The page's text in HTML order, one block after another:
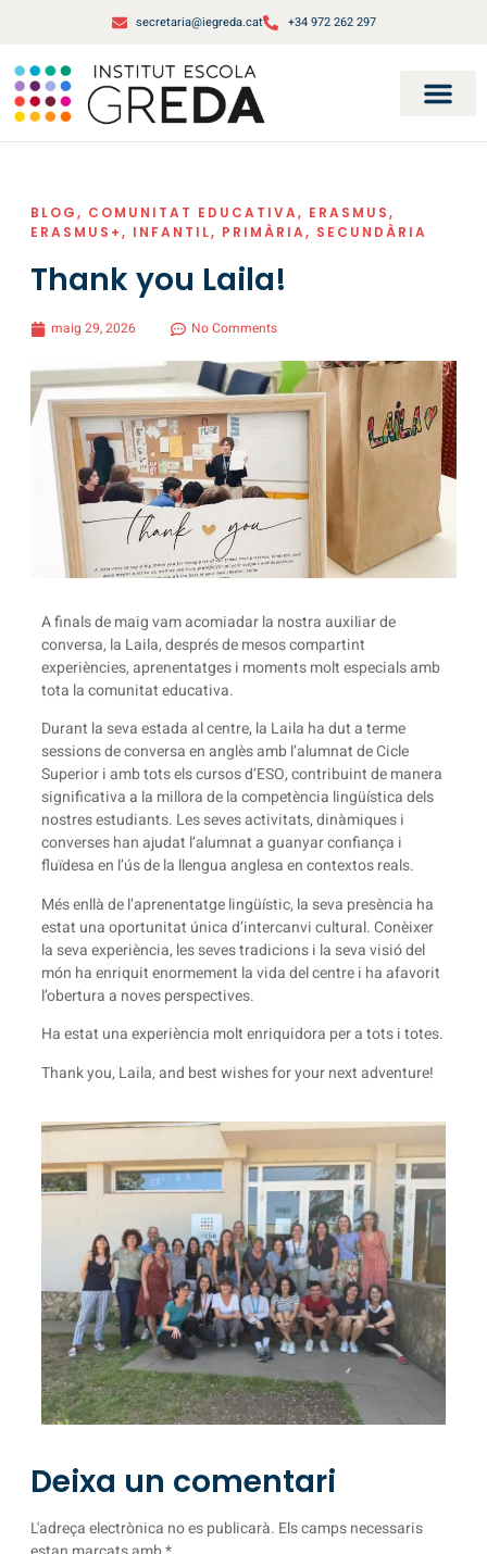
secretaria@iegreda.cat +34 972 262 297
BLOG, COMUNITAT EDUCATIVA, ERASMUS,
ERASMUS+, INFANTIL, PRIMÀRIA, SECUNDÀRIA
Thank you Laila!
maig 29, 2026 No Comments
A finals de maig vam acomiadar la nostra auxiliar de
conversa, la Laila, després de mesos compartint
experiències, aprenentatges i moments molt especials amb
tota la comunitat educativa.
Durant la seva estada al centre, la Laila ha dut a terme
sessions de conversa en anglès amb l’alumnat de Cicle
Superior i amb tots els cursos d’ESO, contribuint de manera
significativa a la millora de la competència lingüística dels
nostres estudiants. Les seves activitats, dinàmiques i
converses han ajudat l’alumnat a guanyar confiança i
fluïdesa en l’ús de la llengua anglesa en contextos reals.
Més enllà de l’aprenentatge lingüístic, la seva presència ha
estat una oportunitat única d’intercanvi cultural. Conèixer
la seva experiència, les seves tradicions i la seva visió del
món ha enriquit enormement la vida del centre i ha afavorit
l’obertura a noves perspectives.
Ha estat una experiència molt enriquidora per a tots i totes.
Thank you, Laila, and best wishes for your next adventure!
Deixa un comentari
L'adreça electrònica no es publicarà. Els camps necessaris